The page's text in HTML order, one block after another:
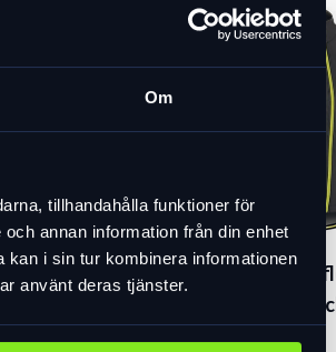
Om
tillhandahålla funktioner för
annan information från din enhet
i sin tur kombinera informationen
använt deras tjänster.
Comp
Specialized
Elite HV
1 099 kr